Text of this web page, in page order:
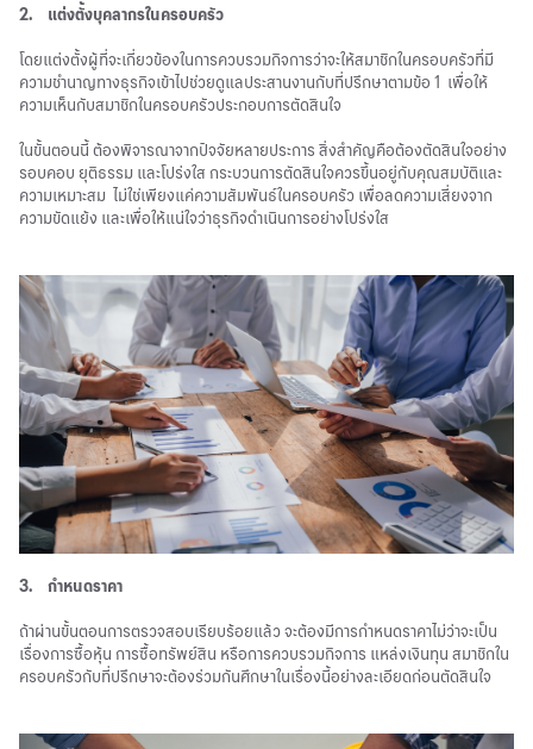
2. แต่งตั้งบุคลากรในครอบครัว
โดยแต่งตั้งผู้ที่จะเกี่ยวข้องในการควบรวมกิจการว่าจะให้สมาชิกในครอบครัวที่มี
ความชำนาญทางธุรกิจเข้าไปช่วยดูแลประสานงานกับที่ปรึกษาตามข้อ 1 เพื่อให้
ความเห็นกับสมาชิกในครอบครัวประกอบการตัดสินใจ
ในขั้นตอนนี้ ต้องพิจารณาจากปัจจัยหลายประการ สิ่งสำคัญคือต้องตัดสินใจอย่าง
รอบคอบ ยุติธรรม และโปร่งใส กระบวนการตัดสินใจควรขึ้นอยู่กับคุณสมบัติและ
ความเหมาะสม ไม่ใช่เพียงแค่ความสัมพันธ์ในครอบครัว เพื่อลดความเสี่ยงจาก
ความขัดแย้ง และเพื่อให้แน่ใจว่าธุรกิจดำเนินการอย่างโปร่งใส
3. กำหนดราคา
ถ้าผ่านขั้นตอนการตรวจสอบเรียบร้อยแล้ว จะต้องมีการกำหนดราคาไม่ว่าจะเป็น
เรื่องการซื้อหุ้น การซื้อทรัพย์สิน หรือการควบรวมกิจการ แหล่งเงินทุน สมาชิกใน
ครอบครัวกับที่ปรึกษาจะต้องร่วมกันศึกษาในเรื่องนี้อย่างละเอียดก่อนตัดสินใจ